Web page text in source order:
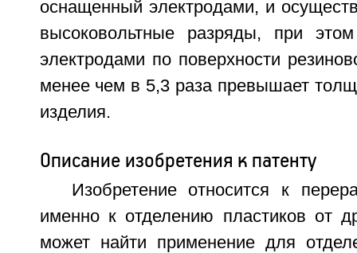
оснащенный электродами, и
высоковольтные разряды, при
электродами по поверхности
менее чем в 5,3 раза превышает
изделия.
Описание изобретения к патенту
Изобретение относится к
именно к отделению пластиков от
может найти применение для